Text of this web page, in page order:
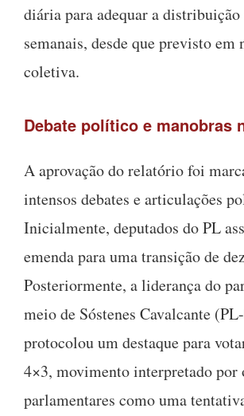
diária para adequar a distribuição
semanais, desde que previsto em
coletiva.
Debate político e manobras
A aprovação do relatório foi
intensos debates e articulações
Inicialmente, deputados do PL
emenda para uma transição de
Posteriormente, a liderança do
meio de Sóstenes Cavalcante
protocolou um destaque para
4×3, movimento interpretado por
parlamentares como uma